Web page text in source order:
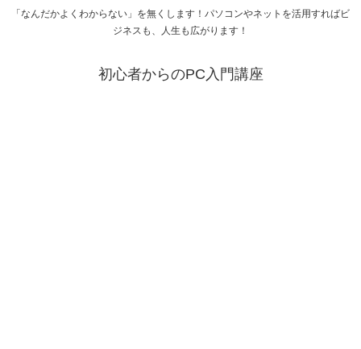
「なんだかよくわからない」を無くします！パソコンやネットを活用すればビ
ジネスも、人生も広がります！
初心者からのPC入門講座